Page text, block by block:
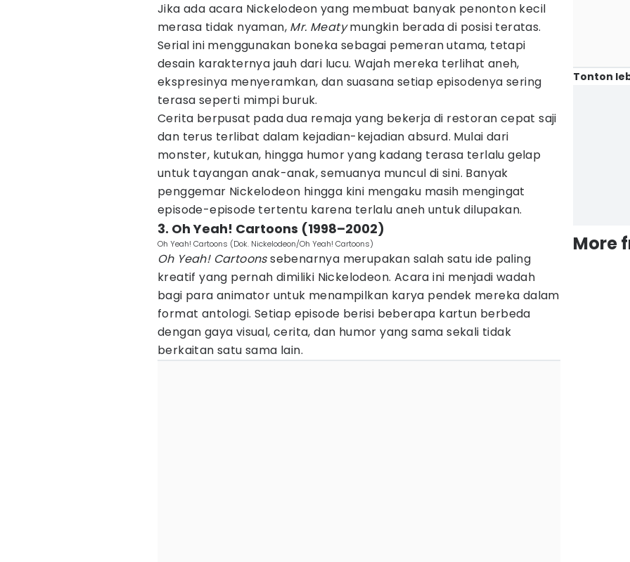
Jika ada acara Nickelodeon yang membuat banyak penonton kecil
merasa tidak nyaman, Mr. Meatymungkin berada di posisi teratas.
Serial ini menggunakan boneka sebagai pemeran utama, tetapi
desain karakternya jauh dari lucu. Wajah mereka terlihat aneh,
ekspresinya menyeramkan, dan suasana setiap episodenya sering
terasa seperti mimpi buruk.
Cerita berpusat pada dua remaja yang bekerja di restoran cepat saji
dan terus terlibat dalam kejadian-kejadian absurd. Mulai dari
monster, kutukan, hingga humor yang kadang terasa terlalu gelap
untuk tayangan anak-anak, semuanya muncul di sini. Banyak
penggemar Nickelodeon hingga kini mengaku masih mengingat
episode-episode tertentu karena terlalu aneh untuk dilupakan.
3. Oh Yeah! Cartoons (1998–2002)
Oh Yeah! Cartoons (Dok. Nickelodeon/Oh Yeah! Cartoons)
Oh Yeah! Cartoonssebenarnya merupakan salah satu ide paling
kreatif yang pernah dimiliki Nickelodeon. Acara ini menjadi wadah
bagi para animator untuk menampilkan karya pendek mereka dalam
format antologi. Setiap episode berisi beberapa kartun berbeda
dengan gaya visual, cerita, dan humor yang sama sekali tidak
berkaitan satu sama lain.
Tonton
More